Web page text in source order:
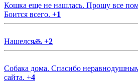
Кошка еще не нашлась. Прошу все
Боится всего. +1
Нашелся🙏 +2
Собака дома. Спасибо
сайта. +4